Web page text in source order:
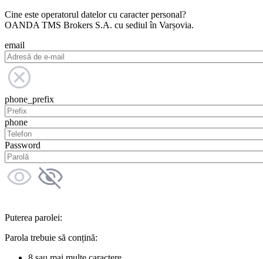
Cine este operatorul datelor cu caracter personal?
OANDA TMS Brokers S.A. cu sediul în Varșovia.
email
phone_prefix
phone
Password
Puterea parolei:
Parola trebuie să conțină: